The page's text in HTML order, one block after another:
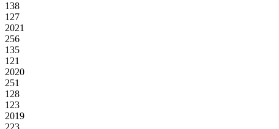
138
127
2021
256
135
121
2020
251
128
123
2019